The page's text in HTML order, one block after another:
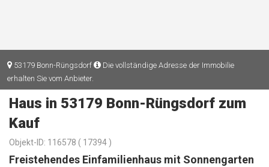
53179 Bonn-Rüngsdorf
Die vollständige Adresse der Immobilie
erhalten Sie vom Anbieter.
Haus in 53179 Bonn-Rüngsdorf zum
Kauf
Objekt-ID: 116578 ( 17394 )
Freistehendes Einfamilienhaus mit Sonnengarten